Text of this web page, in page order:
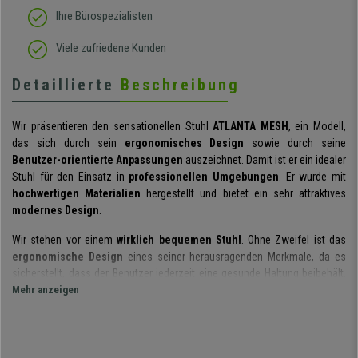
Ihre Bürospezialisten
Viele zufriedene Kunden
Detaillierte Beschreibung
Wir präsentieren den sensationellen StuhlATLANTA MESH, ein Modell,
das sich durch sein ergonomisches Design sowie durch seine
Benutzer-orientierte Anpassungen auszeichnet. Damit ist er ein idealer
Stuhl für den Einsatz in professionellen Umgebungen. Er wurde mit
hochwertigen Materialien hergestellt und bietet ein sehr attraktives
modernes Design.
Wir stehen vor einemwirklich bequemen Stuhl . Ohne Zweifel ist das
ergonomische Design eines seiner herausragenden Merkmale, da es
sicherstellt, dass der Benutzer jederzeit eine gesunde Haltung beibehält.
Es wird durch seine
Mehr anzeigen